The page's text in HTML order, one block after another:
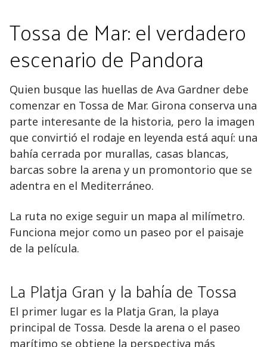
Tossa de Mar: el verdadero
escenario de Pandora
Quien busque las huellas de Ava Gardner debe
comenzar en Tossa de Mar. Girona conserva una
parte interesante de la historia, pero la imagen
que convirtió el rodaje en leyenda está aquí: una
bahía cerrada por murallas, casas blancas,
barcas sobre la arena y un promontorio que se
adentra en el Mediterráneo.
La ruta no exige seguir un mapa al milímetro.
Funciona mejor como un paseo por el paisaje
de la película.
La Platja Gran y la bahía de Tossa
El primer lugar es la Platja Gran, la playa
principal de Tossa. Desde la arena o el paseo
marítimo se obtiene la perspectiva más